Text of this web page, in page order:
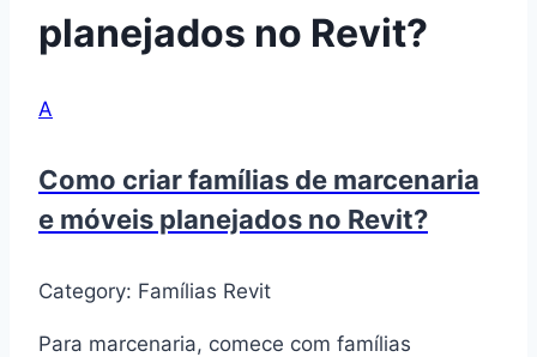
planejados no Revit?
A
Como criar famílias de marcenaria
e móveis planejados no Revit?
Category: Famílias Revit
Para marcenaria, comece com famílias